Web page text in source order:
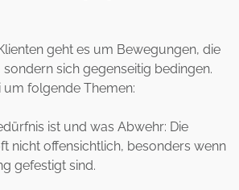
geht es um Bewegungen, die
sich gegenseitig bedingen.
folgende Themen:
ist und was Abwehr: Die
nicht offensichtlich, besonders wenn
gefestigt sind.